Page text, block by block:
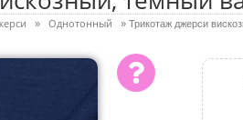
» Однотонный » Трикотаж джерси